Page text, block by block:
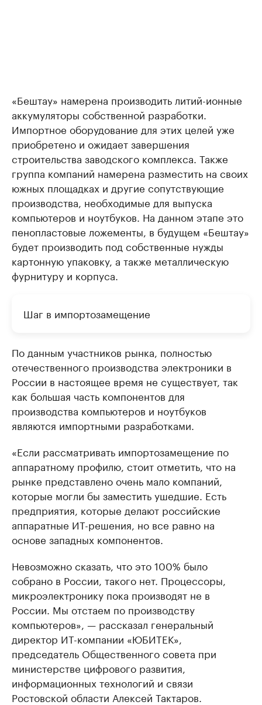
«Бештау» намерена производить литий-ионные
аккумуляторы собственной разработки.
Импортное оборудование для этих целей уже
приобретено и ожидает завершения
строительства заводского комплекса. Также
группа компаний намерена разместить на своих
южных площадках и другие сопутствующие
производства, необходимые для выпуска
компьютеров и ноутбуков. На данном этапе это
пенопластовые ложементы, в будущем «Бештау»
будет производить под собственные нужды
картонную упаковку, а также металлическую
фурнитуру и корпуса.
Шаг в импортозамещение
По данным участников рынка, полностью
отечественного производства электроники в
России в настоящее время не существует, так
как большая часть компонентов для
производства компьютеров и ноутбуков
являются импортными разработками.
«Если рассматривать импортозамещение по
аппаратному профилю, стоит отметить, что на
рынке представлено очень мало компаний,
которые могли бы заместить ушедшие. Есть
предприятия, которые делают российские
аппаратные ИТ-решения, но все равно на
основе западных компонентов.
Невозможно сказать, что это 100% было
собрано в России, такого нет. Процессоры,
микроэлектронику пока производят не в
России. Мы отстаем по производству
компьютеров», — рассказал генеральный
директор ИТ-компании «ЮБИТЕК»,
председатель Общественного совета при
министерстве цифрового развития,
информационных технологий и связи
Ростовской области Алексей Тактаров.